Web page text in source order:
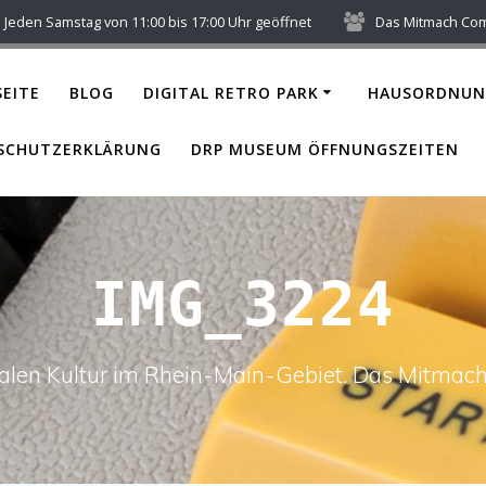
Jeden Samstag von 11:00 bis 17:00 Uhr geöffnet Das Mitmach
BLOG DIGITAL RETRO PARK
DRP MUSEUM ÖFFNUNGSZEITEN
IMG_3224
Kultur im Rhein-Main-Gebiet. Das